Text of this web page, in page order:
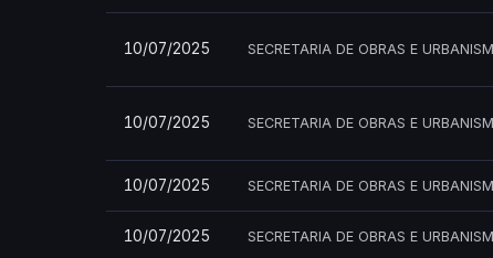
10/07/2025 SECRETARIA DE OBRAS E
10/07/2025 SECRETARIA DE OBRAS E
10/07/2025 SECRETARIA DE OBRAS E
10/07/2025 SECRETARIA DE OBRAS E